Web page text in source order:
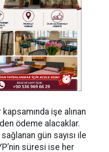
işe alınan
ödeme alacaklar.
gün sayısı ile
süresi ise her